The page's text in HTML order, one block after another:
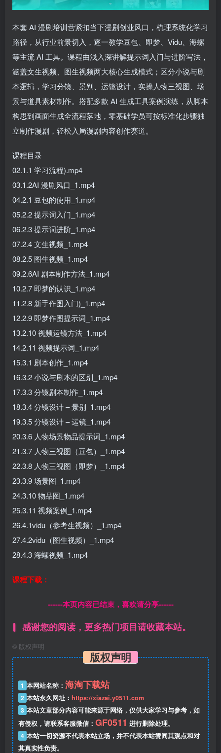
本套 AI 漫剧培训营紧扣当下漫剧创业风口，梳理系统化学习
路径，从行业前景切入，逐一教学豆包、即梦、Vidu、海螺
等主流 AI 工具。课程由浅入深讲解提示词入门与进阶写法，
涵盖文生视频、图生视频两大核心生成模式；区分小说与剧
本逻辑，学习分镜、景别、运镜设计，实操人物三视图、场
景与道具素材制作。搭配多款 AI 生成工具案例演练，从脚本
构思到画面生成全流程落地，零基础学员可按标准化步骤独
立制作漫剧，轻松入局漫剧内容创作赛道。
课程目录
02.1.1 学习流程).mp4
03.1.2AI 漫剧风口_1.mp4
04.2.1 豆包的使用_1.mp4
05.2.2 提示词入门_1.mp4
06.2.3 提示词进阶_1.mp4
07.2.4 文生视频_1.mp4
08.2.5 图生视频_1.mp4
09.2.6AI 剧本制作方法_1.mp4
10.2.7 即梦的认识_1.mp4
11.2.8 新手作图入门)_1.mp4
12.2.9 即梦作图提示词_1.mp4
13.2.10 视频运镜方法_1.mp4
14.2.11 视频提示词_1.mp4
15.3.1 剧本创作_1.mp4
16.3.2 小说与剧本的区别_1.mp4
17.3.3 分镜剧本制作_1.mp4
18.3.4 分镜设计 – 景别_1.mp4
19.3.5 分镜设计 – 运镜_1.mp4
20.3.6 人物场景物品提示词_1.mp4
21.3.7 人物三视图（豆包）_1.mp4
22.3.8 人物三视图（即梦）_1.mp4
23.3.9 场景图_1.mp4
24.3.10 物品图_1.mp4
25.3.11 视频案例_1.mp4
26.4.1vidu（参考生视频）_1.mp4
27.4.2vidu（图生视频）_1.mp4
28.4.3 海螺视频_1.mp4
课程下载：
------本页内容已结束，喜欢请分享------
感谢您的阅读，更多热门项目请收藏本站。
© 版权声明
版权声明
1 本网站名称： 海淘下载站
2 本站永久网址： https://xiazai.y0511.com
3 本站文章部分内容可能来源于网络，仅供大家学习与参考，如
有侵权，请联系客服微信： GF0511 进行删除处理。
4 本站一切资源不代表本站立场，并不代表本站赞同其观点和对
其真实性负责。